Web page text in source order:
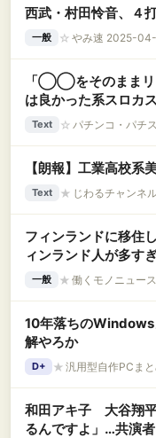
西武・村田怜音、４
一般 ☆ やみ速 2025-
「◯◯をそのままリ
は良かった系スロカ
が来てるよな
Text ☆ パチンコ・パチ
【朗報】工業高校系
Text ★ じわるチャンネ
フィンランドに移住
ィンランド人が多す
一般 ★ 働くモノニュー
10年落ちのWindows
解やろか
D+ ★ 汎用型自作PCま
和田アキ子 大谷翔
るんですよ」…共演